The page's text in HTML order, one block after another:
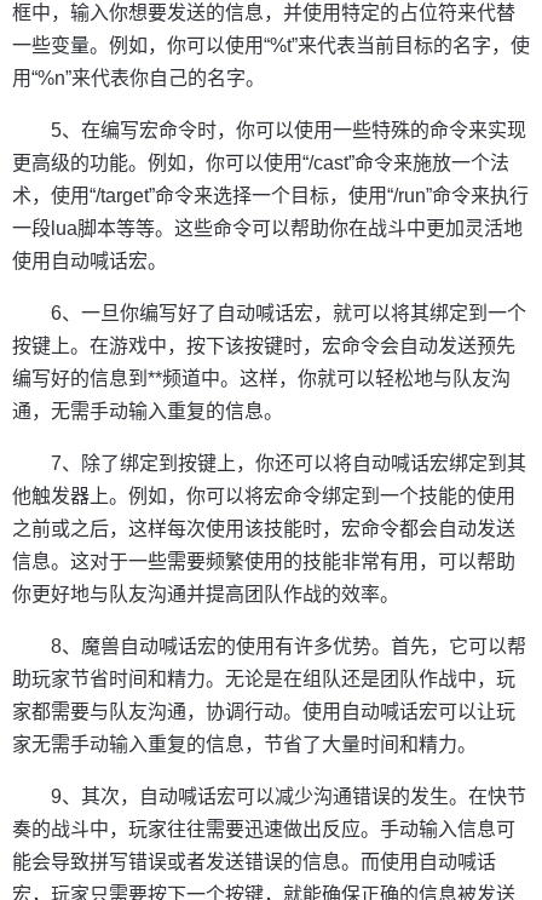
框中，输入你想要发送的信息，并使用特定的占位符来代替
一些变量。例如，你可以使用“%t”来代表当前目标的名字，使
用“%n”来代表你自己的名字。
5、在编写宏命令时，你可以使用一些特殊的命令来实现
更高级的功能。例如，你可以使用“/cast”命令来施放一个法
术，使用“/target”命令来选择一个目标，使用“/run”命令来执行
一段lua脚本等等。这些命令可以帮助你在战斗中更加灵活地
使用自动喊话宏。
6、一旦你编写好了自动喊话宏，就可以将其绑定到一个
按键上。在游戏中，按下该按键时，宏命令会自动发送预先
编写好的信息到**频道中。这样，你就可以轻松地与队友沟
通，无需手动输入重复的信息。
7、除了绑定到按键上，你还可以将自动喊话宏绑定到其
他触发器上。例如，你可以将宏命令绑定到一个技能的使用
之前或之后，这样每次使用该技能时，宏命令都会自动发送
信息。这对于一些需要频繁使用的技能非常有用，可以帮助
你更好地与队友沟通并提高团队作战的效率。
8、魔兽自动喊话宏的使用有许多优势。首先，它可以帮
助玩家节省时间和精力。无论是在组队还是团队作战中，玩
家都需要与队友沟通，协调行动。使用自动喊话宏可以让玩
家无需手动输入重复的信息，节省了大量时间和精力。
9、其次，自动喊话宏可以减少沟通错误的发生。在快节
奏的战斗中，玩家往往需要迅速做出反应。手动输入信息可
能会导致拼写错误或者发送错误的信息。而使用自动喊话
宏，玩家只需要按下一个按键，就能确保正确的信息被发送